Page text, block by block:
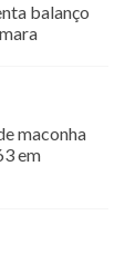
balanço
maconha
em